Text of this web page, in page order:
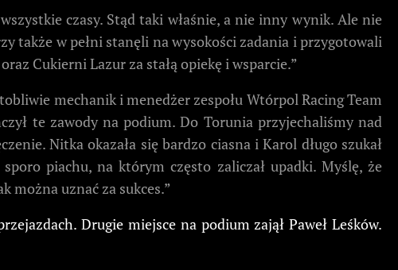
czasy. Stąd taki właśnie, a nie inny wynik. Ale nie
także w pełni stanęli na wysokości zadania i przygotowali
Cukierni Lazur za stałą opiekę i wsparcie.”
mechanik i menedżer zespołu Wtórpol Racing Team
te zawody na podium. Do Torunia przyjechaliśmy nad
Nitka okazała się bardzo ciasna i Karol długo szukał
piachu, na którym często zaliczał upadki. Myślę, że
można uznać za sukces.”
Drugie miejsce na podium zajął Paweł Leśków.